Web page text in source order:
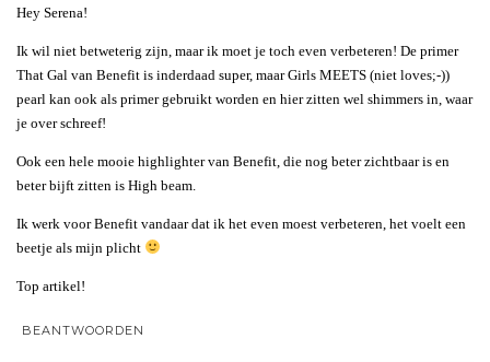
Hey Serena!
Ik wil niet betweterig zijn, maar ik moet je toch even verbeteren! De primer
That Gal van Benefit is inderdaad super, maar Girls MEETS (niet loves;-))
pearl kan ook als primer gebruikt worden en hier zitten wel shimmers in, waar
je over schreef!
Ook een hele mooie highlighter van Benefit, die nog beter zichtbaar is en
beter bijft zitten is High beam.
Ik werk voor Benefit vandaar dat ik het even moest verbeteren, het voelt een
beetje als mijn plicht
Top artikel!
BEANTWOORDEN